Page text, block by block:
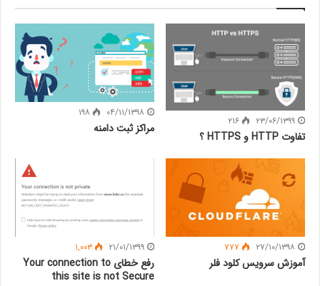
۲۳/۰۶/۱۳۹۹ ۲۱۶
تفاوت HTTP و HTTPS ؟
۰۴/۱۱/۱۳۹۸ ۱۹۸
مراکز ثبت دامنه
۲۷/۱۰/۱۳۹۸ ۷۷۷
آموزش سرویس کلود فلر
۲۱/۰۱/۱۳۹۹ ۱,۰۰۳
رفع خطای Your connection to
this site is not Secure